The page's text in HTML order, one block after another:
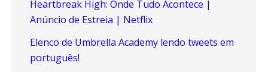
Heartbreak High: Onde Tudo Acontece |
Anúncio de Estreia | Netflix
Elenco de Umbrella Academy lendo tweets em
português!